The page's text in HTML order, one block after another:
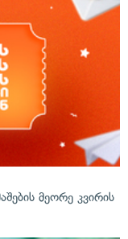
მეორე კვირის